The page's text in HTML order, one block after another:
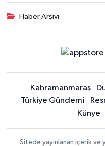
Haber Arşivi
Kahramanmaraş
Türkiye Gündemi
Künye
Sitede yayınlanan içerik ve